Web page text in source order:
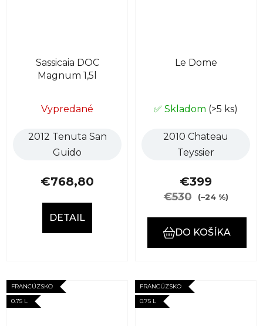
Sassicaia DOC
Magnum 1,5l
Vypredané
2012 Tenuta San
Guido
€768,80
DETAIL
Le Dome
✅ Skladom (>5 ks)
2010 Chateau
Teyssier
€399
€530 (–24 %)
DO KOŠÍKA
FRANCÚZSKO
0.75 L
FRANCÚZSKO
0.75 L